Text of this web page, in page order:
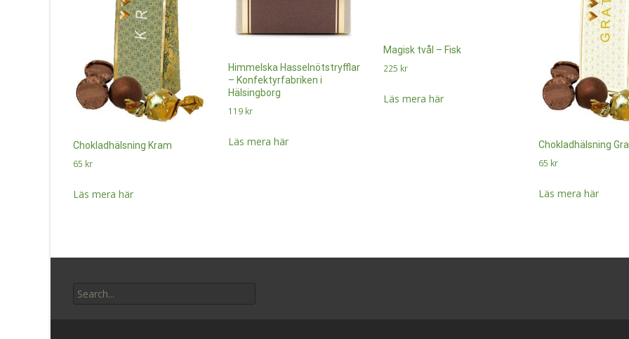
Chokladhälsning Kram
65 kr
Läs mera här
Himmelska Hasselnötstryfflar
– Konfektyrfabriken i
Hälsingborg
119 kr
Läs mera här
Magisk tvål – Fisk
225 kr
Läs mera här
Chokladhälsning
65 kr
Läs mera här
for: